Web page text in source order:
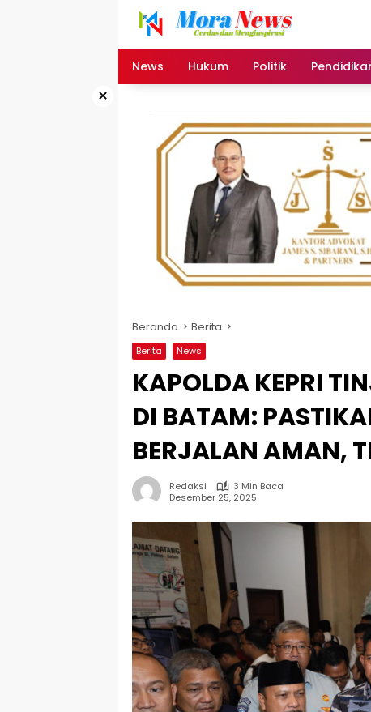
News Hukum Politik
×
Beranda Berita
Berita News
KAPOLDA KEPRI
DI BATAM:
BERJALAN AMAN,
Redaksi
3 Min Baca
Desember 25, 2025